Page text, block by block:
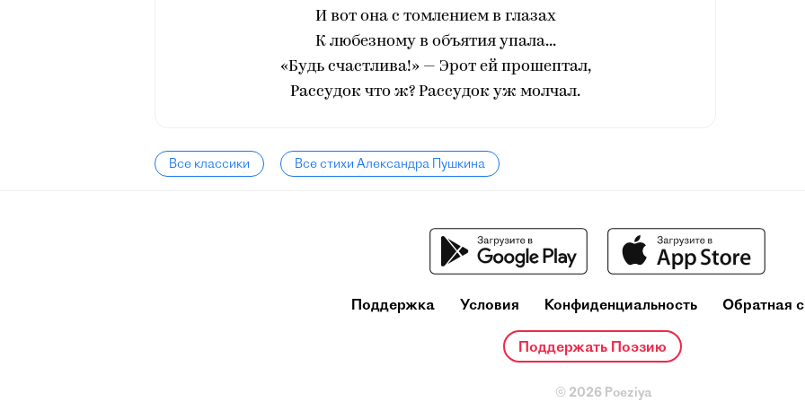
И вот она с томлением в глазах
К любезному в объятия упала...
«Будь счастлива!» — Эрот ей прошептал,
Рассудок что ж? Рассудок уж молчал.
Все классики Все стихи Александра Пушкина
Поддержка Условия Конфиденциальность Обратная
Поддержать Поэзию
© 2026 Poeziya